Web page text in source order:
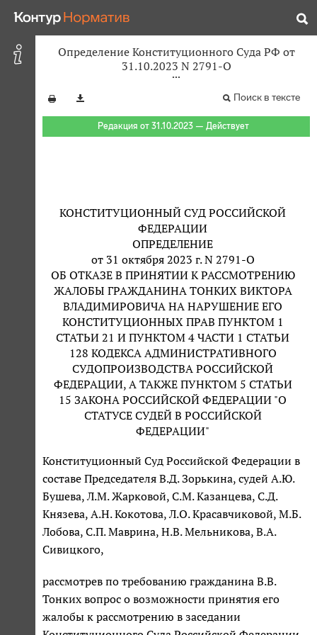
Определение Конституционного Суда РФ от
31.10.2023 N 2791-О
Поиск в тексте
Редакция от 31.10.2023 — Действует
КОНСТИТУЦИОННЫЙ СУД РОССИЙСКОЙ
ФЕДЕРАЦИИ
ОПРЕДЕЛЕНИЕ
от 31 октября 2023 г. N 2791-О
ОБ ОТКАЗЕ В ПРИНЯТИИ К РАССМОТРЕНИЮ
ЖАЛОБЫ ГРАЖДАНИНА ТОНКИХ ВИКТОРА
ВЛАДИМИРОВИЧА НА НАРУШЕНИЕ ЕГО
КОНСТИТУЦИОННЫХ ПРАВ ПУНКТОМ 1
СТАТЬИ 21 И ПУНКТОМ 4 ЧАСТИ 1 СТАТЬИ
128 КОДЕКСА АДМИНИСТРАТИВНОГО
СУДОПРОИЗВОДСТВА РОССИЙСКОЙ
ФЕДЕРАЦИИ, А ТАКЖЕ ПУНКТОМ 5 СТАТЬИ
15 ЗАКОНА РОССИЙСКОЙ ФЕДЕРАЦИИ "О
СТАТУСЕ СУДЕЙ В РОССИЙСКОЙ
ФЕДЕРАЦИИ"
Конституционный Суд Российской Федерации в
составе Председателя В.Д. Зорькина, судей А.Ю.
Бушева, Л.М. Жарковой, С.М. Казанцева, С.Д.
Князева, А.Н. Кокотова, Л.О. Красавчиковой, М.Б.
Лобова, С.П. Маврина, Н.В. Мельникова, В.А.
Сивицкого,
рассмотрев по требованию гражданина В.В.
Тонких вопрос о возможности принятия его
жалобы к рассмотрению в заседании